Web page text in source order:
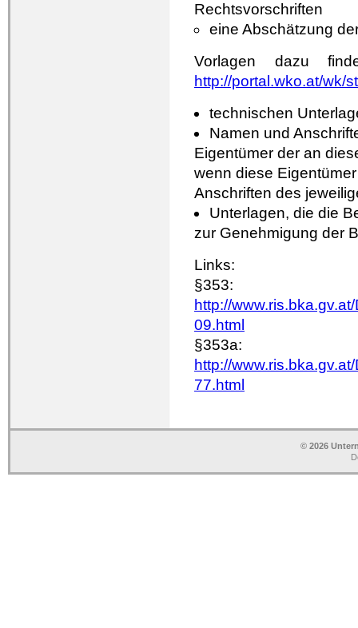
Rechtsvorschriften
eine Abschätzung
Vorlagen dazu
http://portal.wko.at/wk/
technischen
Namen und
Eigentümer der an
wenn diese
Anschriften des
Unterlagen, die die
zur Genehmigung der
Links:
§353:
http://
09.html
§353a:
http://
77.html
© 2026